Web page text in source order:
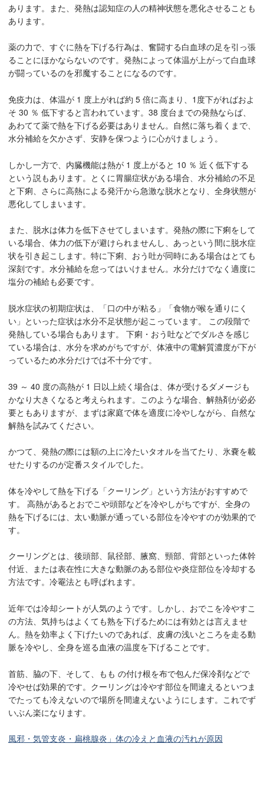
あります。また、発熱は認知症の人の精神状態を悪化させることも
あります。
薬の力で、すぐに熱を下げる行為は、奮闘する白血球の足を引っ張
ることにほかならないのです。発熱によって体温が上がって白血球
が闘っているのを邪魔することになるのです。
免疫力は、体温が 1 度上がれば約 5 倍に高まり、1度下がればおよ
そ 30 ％ 低下すると言われています。38 度台までの発熱ならば、
あわてて薬で熱を下げる必要はありません。自然に落ち着くまで、
水分補給を欠かさず、安静を保つように心がけましょう。
しかし一方で、内臓機能は熱が 1 度上がると 10 ％ 近く低下する
という説もあります。とくに胃腸症状がある場合、水分補給の不足
と下痢、さらに高熱による発汗から急激な脱水となり、全身状態が
悪化してしまいます。
また、脱水は体力を低下させてしまいます。発熱の際に下痢をして
いる場合、体力の低下が避けられませんし、あっという間に脱水症
状を引き起こします。特に下痢、おう吐が同時にある場合はとても
深刻です。水分補給を怠ってはいけません。水分だけでなく適度に
塩分の補給も必要です。
脱水症状の初期症状は、「口の中が粘る」「食物が喉を通りにく
い」といった症状は水分不足状態が起こっています。 この段階で
発熱している場合もあります。 下痢・おう吐などでダルさを感じ
ている場合は、水分を求めがちですが、体液中の電解質濃度が下が
っているため水分だけでは不十分です。
39 ～ 40 度の高熱が 1 日以上続く場合は、体が受けるダメージも
かなり大きくなると考えられます。このような場合、解熱剤が必必
要ともありますが、まずは家庭で体を適度に冷やしながら、自然な
解熱を試みてください。
かつて、発熱の際には額の上に冷たいタオルを当てたり、氷嚢を載
せたりするのが定番スタイルでした。
体を冷やして熱を下げる「クーリング」という方法がおすすめで
す。 高熱があるとおでこや頭部などを冷やしがちですが、全身の
熱を下げるには、太い動脈が通っている部位を冷やすのが効果的で
す。
クーリングとは、後頭部、鼠径部、腋窩、頸部、背部といった体幹
付近、または表在性に大きな動脈のある部位や炎症部位を冷却する
方法です。冷罨法とも呼ばれます。
近年では冷却シートが人気のようです。しかし、おでこを冷やすこ
の方法、気持ちはよくても熟を下げるためには有効とは言えませ
ん。熱を効率よく下げたいのであれば、皮膚の浅いところを走る動
脈を冷やし、全身を巡る血液の温度を下げることです。
首筋、脇の下、そして、もも の付け根を布で包んだ保冷剤などで
冷やせば効果的です。クーリングは冷やす部位を間違えるといつま
でたっても冷えないので場所を間違えないようにします。これでず
いぶん楽になります。
風邪・気管支炎・扁桃腺炎」体の冷えと血液の汚れが原因